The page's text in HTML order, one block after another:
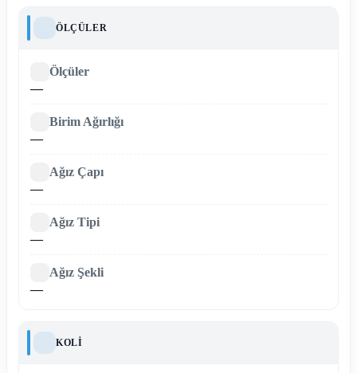
ÖLÇÜLER
Ölçüler
—
Birim Ağırlığı
—
Ağız Çapı
—
Ağız Tipi
—
Ağız Şekli
—
KOLI